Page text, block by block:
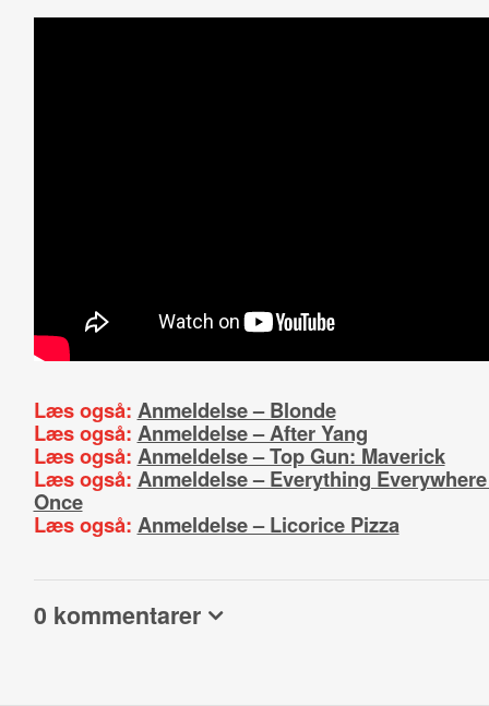
Læs også: Anmeldelse – Blonde
Læs også: Anmeldelse – After Yang
Læs også: Anmeldelse – Top Gun: Maverick
Læs også: Anmeldelse – Everything
Once
Læs også: Anmeldelse – Licorice Pizza
0 kommentarer